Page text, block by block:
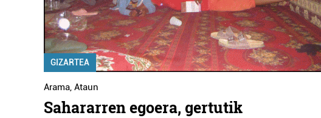
GIZARTEA
Arama, Ataun
Sahararren egoera, gertutik